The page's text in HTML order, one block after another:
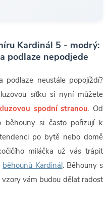
Kardinál 5 - modrý:
podlaze nepodjede
neustále popojíždí?
síťku si nyní můžete
spodní stranou. Od
běhouny si často pořizují k
po bytě nebo domě
miláčka už vás trápit
běhounů Kardinál. Běhouny s
vám budou dělat radost